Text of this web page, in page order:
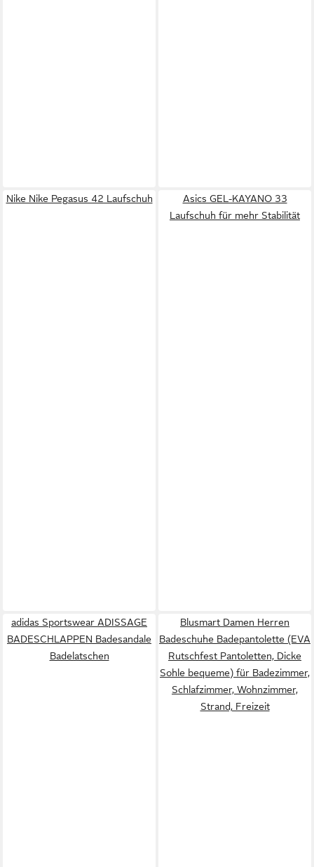
Nike Nike Pegasus 42 Laufschuh
Asics GEL-KAYANO 33
Laufschuh für mehr Stabilität
adidas Sportswear ADISSAGE
BADESCHLAPPEN Badesandale
Badelatschen
Blusmart Damen Herren
Badeschuhe Badepantolette (EVA
Rutschfest Pantoletten, Dicke
Sohle bequeme) für Badezimmer,
Schlafzimmer, Wohnzimmer,
Strand, Freizeit